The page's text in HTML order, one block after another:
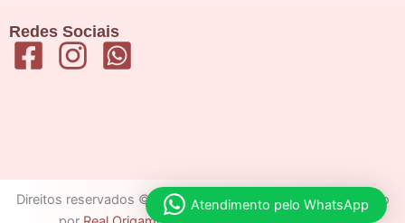
Redes Sociais
Direitos reservados © 2026 Pollyanna Batista | Desenvolvido
Atendimento pelo WhatsApp